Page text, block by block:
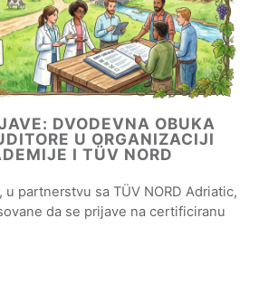
DVODEVNA OBUKA
U ORGANIZACIJI
I TÜV NORD
u partnerstvu sa TÜV NORD Adriatic,
da se prijave na certificiranu